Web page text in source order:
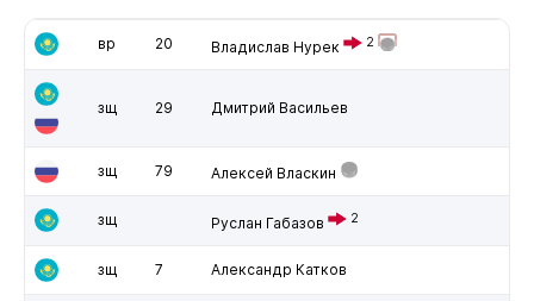
вр 20 Владислав Нурек 2
зщ 29 Дмитрий Васильев
зщ 79 Алексей Власкин
зщ Руслан Габазов 2
зщ 7 Александр Катков